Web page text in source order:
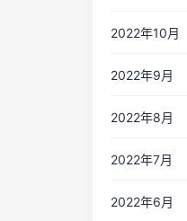
2022年10月
2022年9月
2022年8月
2022年7月
2022年6月